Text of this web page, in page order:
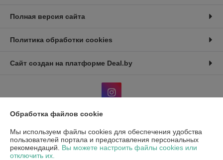
Полная версия сайта
Политика обработки cookies
Сайт создан на платформе Deal.by
Информация для покупателя
Индивидуальный предприниматель:ИП Райко Александр Валерьевич
г.Минск, ул. Белецкого 2/7, кв.379
Обработка файлов cookie
Мы используем файлы cookies для обеспечения удобства
пользователей портала и предоставления персональных
рекомендаций. Вы можете настроить файлы cookies или
отключить их.